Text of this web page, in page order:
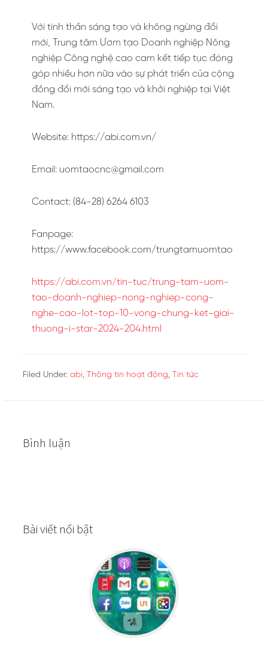
Với tinh thần sáng tạo và không ngừng đổi
mới, Trung tâm Ươm tạo Doanh nghiệp Nông
nghiệp Công nghệ cao cam kết tiếp tục đóng
góp nhiều hơn nữa vào sự phát triển của cộng
đồng đổi mới sáng tạo và khởi nghiệp tại Việt
Nam.
Website: https://abi.com.vn/
Email: uomtaocnc@gmail.com
Contact: (84-28) 6264 6103
Fanpage:
https://www.facebook.com/trungtamuomtao
https://abi.com.vn/tin-tuc/trung-tam-uom-
tao-doanh-nghiep-nong-nghiep-cong-
nghe-cao-lot-top-10-vong-chung-ket-giai-
thuong-i-star-2024-204.html
Filed Under: abi, Thông tin hoạt động, Tin tức
Bình luận
Bài viết nổi bật